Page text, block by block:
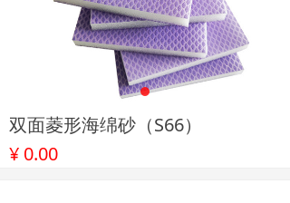
双面菱形海绵砂（S66）
¥ 0.00